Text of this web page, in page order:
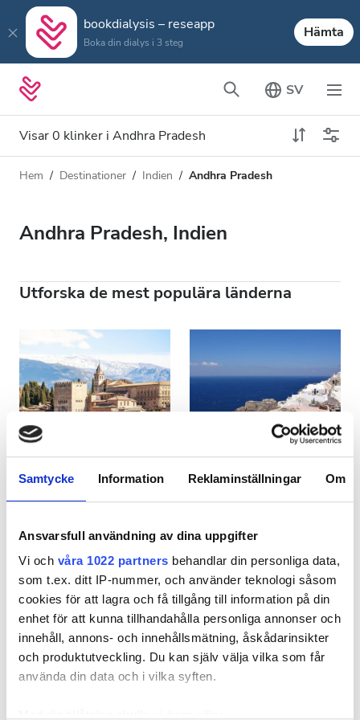
Samtycke Information Reklaminställningar Om
Ansvarsfull användning av dina uppgifter
Vi och våra 1022 partners behandlar din personliga data,
som t.ex. ditt IP-nummer, och använder teknologi såsom
cookies för att lagra och få tillgång till information på din
enhet för att kunna tillhandahålla personliga annonser och
innehåll, annons- och innehållsmätning, åskådarinsikter
och produktutveckling. Du kan själv välja vilka som får
använda din data och i vilka syften.
bookdialysis – reseapp
Boka din dialys i 3 steg
Hämta
SV
Visar 0 klinker i Andhra Pradesh
Dialystyp
Alla dialyser
Redigera HDF-dialys
Acceptera
Patienter med HIV
Patienter med hepatit B
EHIC
Lokaler
Förfriskningar
Gratis WiFi
TV-skärmar
Avstånd
Pris
Hem Destinationer Indien Andhra Pradesh
Andhra Pradesh, Indien
Utforska de mest populära länderna
Spanien Grekland